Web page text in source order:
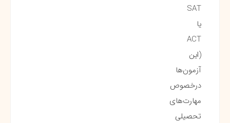
SAT
یا
ACT
(این
آزمون‌ها
درخصوص
مهارت‌های
تحصیلی